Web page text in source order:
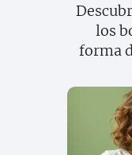
los
forma